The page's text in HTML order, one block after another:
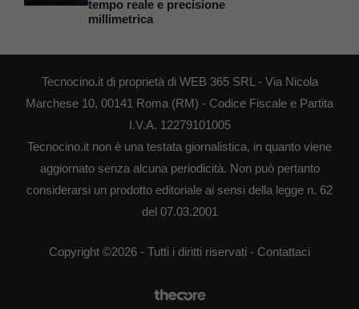
tempo reale e precisione
millimetrica
Tecnocino.it di proprietà di WEB 365 SRL - Via Nicola
Marchese 10, 00141 Roma (RM) - Codice Fiscale e Partita
I.V.A. 12279101005
Tecnocino.it non è una testata giornalistica, in quanto viene
aggiornato senza alcuna periodicità. Non può pertanto
considerarsi un prodotto editoriale ai sensi della legge n. 62
del 07.03.2001
Copyright ©2026 - Tutti i diritti riservati - Contattaci